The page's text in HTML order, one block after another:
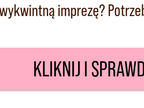
imprezę?
KLIKNIJ I